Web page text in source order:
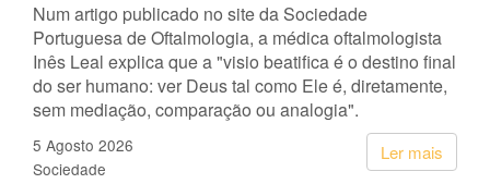
Num artigo publicado no site da Sociedade
Portuguesa de Oftalmologia, a médica oftalmologista
Inês Leal explica que a "visio beatifica é o destino final
do ser humano: ver Deus tal como Ele é, diretamente,
sem mediação, comparação ou analogia".
Ler mais
5 Agosto 2026
Sociedade